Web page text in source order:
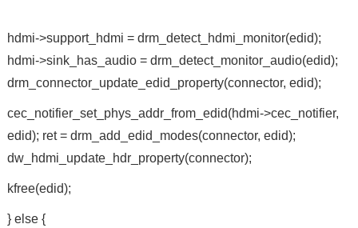
hdmi->support_hdmi = drm_detect_hdmi_monitor(edid);
hdmi->sink_has_audio = drm_detect_monitor_audio(edid);
drm_connector_update_edid_property(connector, edid);
cec_notifier_set_phys_addr_from_edid(hdmi->cec_notifier,
edid); ret = drm_add_edid_modes(connector, edid);
dw_hdmi_update_hdr_property(connector);
kfree(edid);
} else {